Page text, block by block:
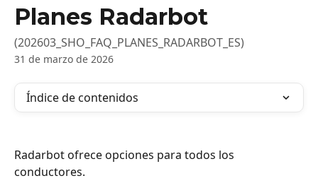
Planes Radarbot
(202603_SHO_FAQ_PLANES_RADARBOT_ES)
31 de marzo de 2026
Índice de contenidos
Radarbot ofrece opciones para todos los
conductores.